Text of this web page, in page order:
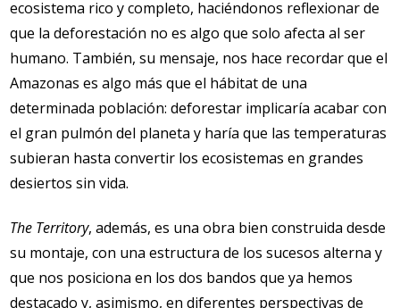
ecosistema rico y completo, haciéndonos reflexionar de
que la deforestación no es algo que solo afecta al ser
humano. También, su mensaje, nos hace recordar que el
Amazonas es algo más que el hábitat de una
determinada población: deforestar implicaría acabar con
el gran pulmón del planeta y haría que las temperaturas
subieran hasta convertir los ecosistemas en grandes
desiertos sin vida.
The Territory, además, es una obra bien construida desde
su montaje, con una estructura de los sucesos alterna y
que nos posiciona en los dos bandos que ya hemos
destacado y, asimismo, en diferentes perspectivas de